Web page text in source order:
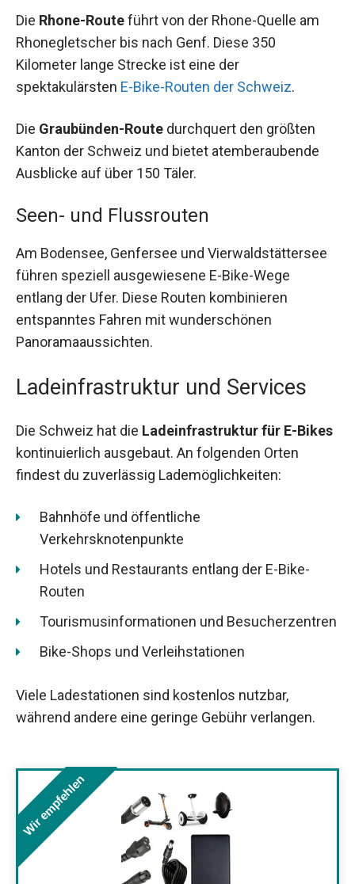
Die Rhone-Routeführt von der Rhone-Quelle am
Rhonegletscher bis nach Genf. Diese 350
Kilometer lange Strecke ist eine der
spektakulärsten E-Bike-Routen der Schweiz.
Die Graubünden-Route durchquert den größten
Kanton der Schweiz und bietet atemberaubende
Ausblicke auf über 150 Täler.
Seen- und Flussrouten
Am Bodensee, Genfersee und Vierwaldstättersee
führen speziell ausgewiesene E-Bike-Wege
entlang der Ufer. Diese Routen kombinieren
entspanntes Fahren mit wunderschönen
Panoramaaussichten.
Ladeinfrastruktur und Services
Die Schweiz hat die Ladeinfrastruktur für E-Bikes
kontinuierlich ausgebaut. An folgenden Orten
findest du zuverlässig Lademöglichkeiten:
Bahnhöfe und öffentliche
Verkehrsknotenpunkte
Hotels und Restaurants entlang der E-Bike-
Routen
Tourismusinformationen und Besucherzentren
Bike-Shops und Verleihstationen
Viele Ladestationen sind kostenlos nutzbar,
während andere eine geringe Gebühr verlangen.
Wir empfehlen